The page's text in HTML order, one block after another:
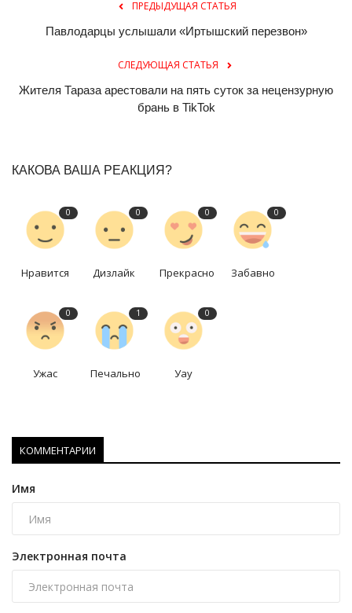
ПРЕДЫДУЩАЯ СТАТЬЯ
Павлодарцы услышали «Иртышский перезвон»
СЛЕДУЮЩАЯ СТАТЬЯ
Жителя Тараза арестовали на пять суток за нецензурную
брань в TikTok
КАКОВА ВАША РЕАКЦИЯ?
0
Нравится
0
Дизлайк
0
Прекрасно
0
Забавно
0
Ужас
1
Печально
0
Уау
КОММЕНТАРИИ
Имя
Электронная почта